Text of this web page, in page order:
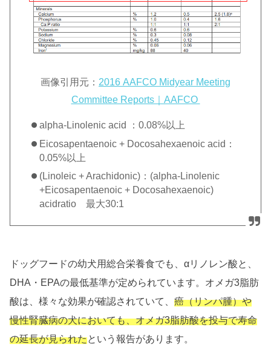
画像引用元： 2016 AAFCO Midyear Meeting
Committee Reports｜AAFCO
alpha-Linolenic acid ：0.08%以上
Eicosapentaenoic + Docosahexaenoic acid：
0.05%以上
(Linoleic + Arachidonic)：(alpha-Linolenic
+Eicosapentaenoic + Docosahexaenoic)
acidratio 最大30:1
ドッグフードの幼犬用総合栄養食でも、αリノレン酸と、
DHA・EPAの最低基準が定められています。オメガ3脂肪
酸は、様々な効果が確認されていて、癌（リンパ腫）や
慢性腎臓病の犬においても、オメガ3脂肪酸を投与で寿命
の延長が見られたという報告があります。